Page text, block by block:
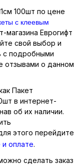
100шт по цене
с клеевым
магазина Еврогифт
свой выбор и
с подробными
отзывами о данном
Пакет
в интернет-
об их наличии.
этого перейдите
и оплате.
сделать заказ